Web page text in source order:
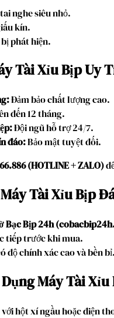
nghe siêu nhỏ.
kín.
phát hiện.
Tài Xỉu Bịp Uy
Đảm bảo chất lượng cao.
đến 12 tháng.
Đội ngũ hỗ trợ 24/7.
đáo:Bảo mật tuyệt đối.
(HOTLINE + ZALO)
Tài Xỉu Bịp
Bạc Bịp 24h
tiếp trước khi mua.
độ chính xác cao và bền bỉ.
Máy Tài
hột xí ngầu hoặc điện